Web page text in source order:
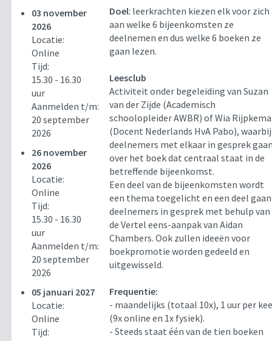
03 november
2026
Locatie:
Online
Tijd:
15.30 - 16.30
uur
Aanmelden t/m:
20 september
2026
26 november
2026
Locatie:
Online
Tijd:
15.30 - 16.30
uur
Aanmelden t/m:
20 september
2026
05 januari 2027
Locatie:
Online
Tijd:
Doel: leerkrachten kiezen elk voor zich
aan welke 6 bijeenkomsten ze
deelnemen en dus welke 6 boeken ze
gaan lezen.
Leesclub
Activiteit onder begeleiding van Suzan
van der Zijde (Academisch
schoolopleider AWBR) of Wia Rijpkema
(Docent Nederlands HvA Pabo), waarbij
deelnemers met elkaar in gesprek
over het boek dat centraal staat in de
betreffende bijeenkomst.
Een deel van de bijeenkomsten wordt
een thema toegelicht en een deel gaan
deelnemers in gesprek met behulp van
de Vertel eens-aanpak van Aidan
Chambers. Ook zullen ideeën voor
boekpromotie worden gedeeld en
uitgewisseld.
Frequentie:
- maandelijks (totaal 10x), 1 uur per
(9x online en 1x fysiek).
- Steeds staat één van de tien boeken